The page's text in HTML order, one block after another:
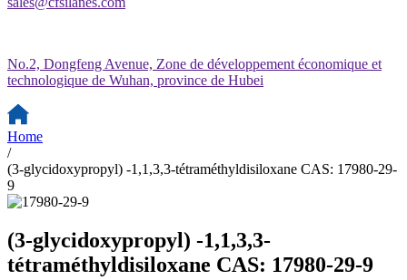
No.2, Dongfeng Avenue, Zone de développement économique et
technologique de Wuhan, province de Hubei
Home
/
(3-glycidoxypropyl) -1,1,3,3-tétraméthyldisiloxane CAS: 17980-29-
9
(3-glycidoxypropyl) -1,1,3,3-
tétraméthyldisiloxane CAS: 17980-29-9